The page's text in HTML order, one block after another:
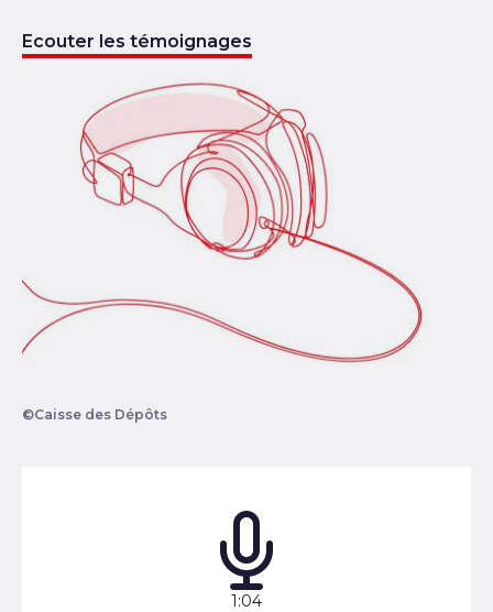
Ecouter les témoignages
©Caisse des Dépôts
Podcast :
Durée :
1:04